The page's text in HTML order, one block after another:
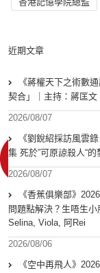
近期文章
《蔣權天下之術數
契合」｜主持：蔣匡文
2026/08/07
《劉銳紹採訪風雲
集 死於”可原諒殺人“
2026/08/07
《香蕉俱樂部》
問題點解決？生唔生
Selina, Viola, 阿Rei
2026/08/06
《空中再飛人》